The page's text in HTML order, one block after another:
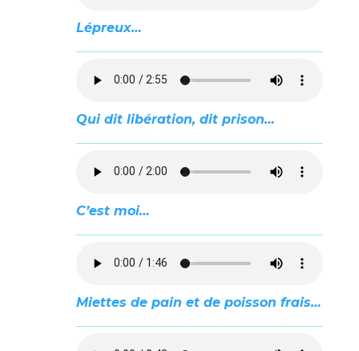
Lépreux…
Qui dit libération, dit prison…
C’est moi…
Miettes de pain et de poisson frais…